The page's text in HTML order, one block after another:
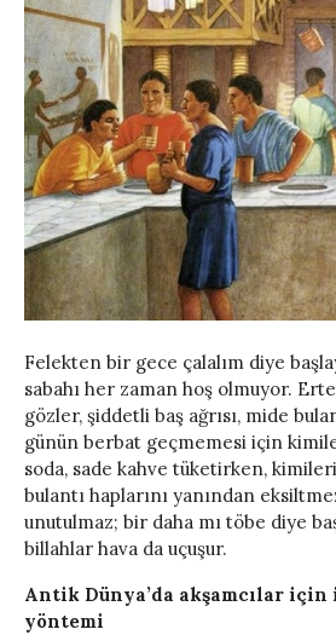
Felekten bir gece çalalım diye
sabahı her zaman hoş olmuyor.
gözler, şiddetli baş ağrısı, mide
günün berbat geçmemesi için
soda, sade kahve tüketirken,
bulantı haplarını yanından
unutulmaz; bir daha mı töbe diye
billahlar hava da uçuşur.
Antik Dünya’da akşamcılar
yöntemi